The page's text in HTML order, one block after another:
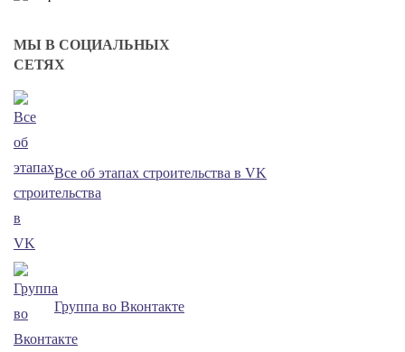
МЫ В СОЦИАЛЬНЫХ
СЕТЯХ
Все об этапах строительства в VK
Группа во Вконтакте